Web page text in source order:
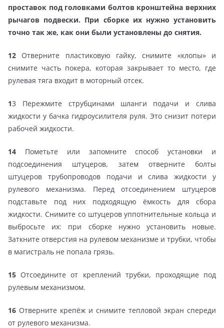
проставок под головками болтов кронштейна верхних
рычагов подвески. При сборке их нужно установить
точно так же, как они были установлены до снятия.
12 Отверните пластиковую гайку, снимите «клопы» и
снимите часть покера, которая закрывает то место, где
рулевая тяга входит в моторный отсек.
13 Пережмите струбцинами шланги подачи и слива
жидкости у бачка гидроусилителя руля. Это снизит потери
рабочей жидкости.
14 Пометьте или запомните способ установки и
подсоединения штуцеров, затем отверните болты
штуцеров трубопроводов подачи и слива жидкости у
рулевого механизма. Перед отсоединением штуцеров
подставьте под них подходящую ёмкость для сбора
жидкости. Снимите со штуцеров уппотнительные кольца и
выбросьте их: при сборке нужно установить новые.
Заткните отверстия на рулевом механизме и трубки, чтобы
в магистраль не попала грязь.
15 Отсоедините от креплений трубки, проходящие под
рулевым механизмом.
16 Отверните крепёж и снимите тепловой экран спереди
от рулевого механизма.